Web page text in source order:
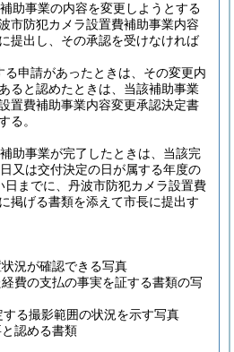
助事業の内容を変更しようとする
市防犯カメラ設置費補助事業内容
提出し、その承認を受けなければ
る申請があったときは、その変更内
ると認めたときは、当該補助事業
置費補助事業内容変更承認決定書
る。
助事業が完了したときは、当該完
又は交付決定の日が属する年度の
日までに、丹波市防犯カメラ設置費
掲げる書類を添えて市長に提出す
況が確認できる写真
費の支払の事実を証する書類の写
する撮影範囲の状況を示す写真
認める書類